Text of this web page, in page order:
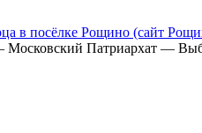
в посёлке Рощино (сайт
Патриархат —